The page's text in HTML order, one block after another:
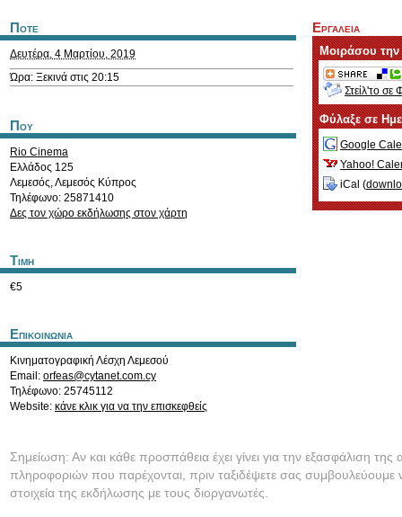
Ποτε
Δευτέρα, 4 Μαρτίου, 2019
Ώρα: Ξεκινά στις 20:15
Που
Rio Cinema
Ελλάδος 125
Λεμεσός,Λεμεσός Κύπρος
Τηλέφωνο: 25871410
Δες τον χώρο εκδήλωσης στον χάρτη
Τιμη
€5
Επικοινωνια
Κινηματογραφική Λέσχη Λεμεσού
Email: orfeas@cytanet.com.cy
Τηλέφωνο: 25745112
Website: κάνε κλικ για να την επισκεφθείς
Εργαλεια
Μοιράσου
Στείλ'το σε
Φύλαξε σε
Google
Yahoo!
iCal (
Σημείωση: Αν και κάθε προσπάθεια έχει γίνει για την εξασφάλιση της
πληροφοριών που παρέχονται, πριν ταξιδέψετε σας συμβουλεύουμε
στοιχεία της εκδήλωσης με τους διοργανωτές.